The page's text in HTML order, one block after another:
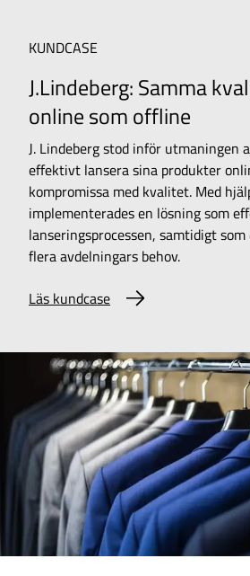
KUNDCASE
J.Lindeberg: Samma
online som offline
J. Lindeberg stod inför utmaningen
effektivt lansera sina produkter
kompromissa med kvalitet. Med
implementerades en lösning som
lanseringsprocessen, samtidigt
flera avdelningars behov.
Läs kundcase